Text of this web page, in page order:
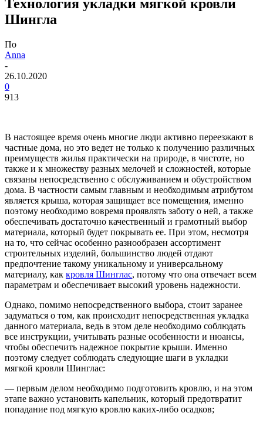
Технология укладки мягкой кровли
Шингла
По
Anna
-
26.10.2020
0
913
В настоящее время очень многие люди активно переезжают в
частные дома, но это ведет не только к получению различных
преимуществ жилья практически на природе, в чистоте, но
также и к множеству разных мелочей и сложностей, которые
связаны непосредственно с обслуживанием и обустройством
дома. В частности самым главным и необходимым атрибутом
является крыша, которая защищает все помещения, именно
поэтому необходимо вовремя проявлять заботу о ней, а также
обеспечивать достаточно качественный и грамотный выбор
материала, который будет покрывать ее. При этом, несмотря
на то, что сейчас особенно разнообразен ассортимент
строительных изделий, большинство людей отдают
предпочтение такому уникальному и универсальному
материалу, как кровля Шинглас, потому что она отвечает всем
параметрам и обеспечивает высокий уровень надежности.
Однако, помимо непосредственного выбора, стоит заранее
задуматься о том, как происходит непосредственная укладка
данного материала, ведь в этом деле необходимо соблюдать
все инструкции, учитывать разные особенности и нюансы,
чтобы обеспечить надежное покрытие крыши. Именно
поэтому следует соблюдать следующие шаги в укладки
мягкой кровли Шинглас:
— первым делом необходимо подготовить кровлю, и на этом
этапе важно установить капельник, который предотвратит
попадание под мягкую кровлю каких-либо осадков;